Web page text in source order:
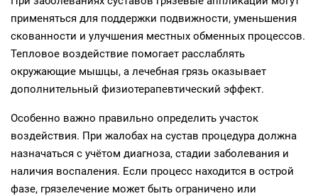
применяться для поддержки подвижности, уменьшения
скованности и улучшения местных обменных процессов.
Тепловое воздействие помогает расслаблять
окружающие мышцы, а лечебная грязь оказывает
дополнительный физиотерапевтический эффект.
Особенно важно правильно определить участок
воздействия. При жалобах на сустав процедура должна
назначаться с учётом диагноза, стадии заболевания и
наличия воспаления. Если процесс находится в острой
фазе, грязелечение может быть ограничено или